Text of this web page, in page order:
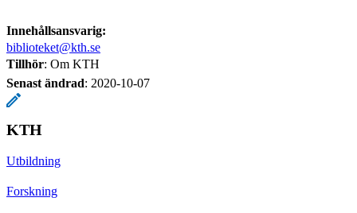
Innehållsansvarig:
biblioteket@kth.se
Tillhör: Om KTH
Senast ändrad: 2020-10-07
KTH
Utbildning
Forskning